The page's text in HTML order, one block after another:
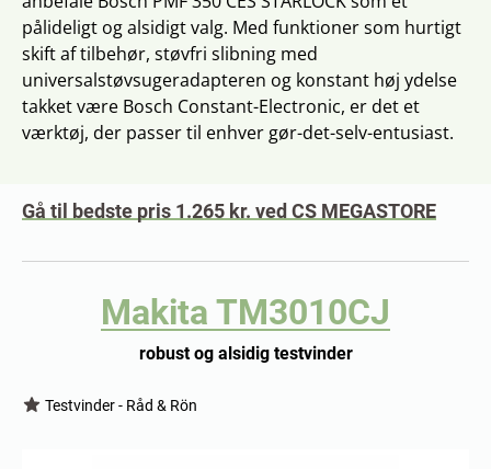
pålideligt og alsidigt valg. Med funktioner som hurtigt
skift af tilbehør, støvfri slibning med
universalstøvsugeradapteren og konstant høj ydelse
takket være Bosch Constant-Electronic, er det et
værktøj, der passer til enhver gør-det-selv-entusiast.
Gå til bedste pris 1.265 kr. ved CS MEGASTORE
Makita TM3010CJ
robust og alsidig testvinder
Testvinder - Råd & Rön